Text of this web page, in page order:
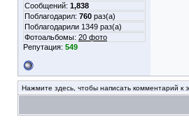
Сообщений: 1,838
Поблагодарил: 760 раз(а)
Поблагодарили 1349 раз(а)
Фотоальбомы: 20 фото
Репутация: 549
Нажмите здесь, чтобы написать комментарий к